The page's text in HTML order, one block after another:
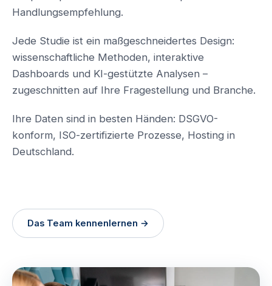
Handlungsempfehlung.
Jede Studie ist ein maßgeschneidertes Design:
wissenschaftliche Methoden, interaktive
Dashboards und KI-gestützte Analysen –
zugeschnitten auf Ihre Fragestellung und Branche.
Ihre Daten sind in besten Händen: DSGVO-
konform, ISO-zertifizierte Prozesse, Hosting in
Deutschland.
Das Team kennenlernen →